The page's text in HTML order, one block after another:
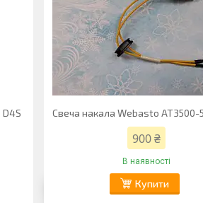
Свеча накала Webasto AT3500-
900 ₴
В наявності
Купити